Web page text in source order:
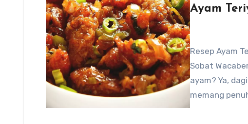
Ayam
Resep Ayam
Sobat
ayam? Ya,
memang